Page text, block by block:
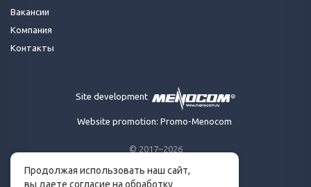
© 2017–2026
Made for runners.
Вакансии
Компания
Контакты
Site development
Website promotion: Promo-Menocom
Продолжая использовать наш сайт,
вы даете согласие на обработку